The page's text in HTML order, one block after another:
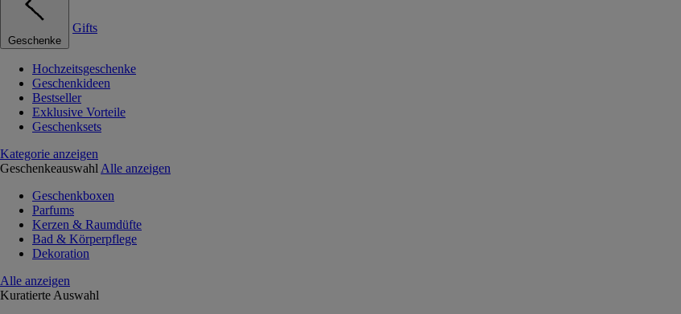
Geschenke
Gifts
Hochzeitsgeschenke
Geschenkideen
Bestseller
Exklusive Vorteile
Geschenksets
Kategorie anzeigen
Geschenkeauswahl Alle anzeigen
Geschenkboxen
Parfums
Kerzen & Raumdüfte
Bad & Körperpflege
Dekoration
Alle anzeigen
Kuratierte Auswahl